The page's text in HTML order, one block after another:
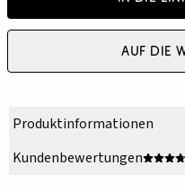
Auf die
Produktinformationen
Kundenbewertungen